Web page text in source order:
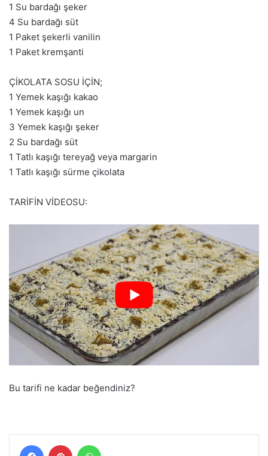
1 Su bardağı şeker
4 Su bardağı süt
1 Paket şekerli vanilin
1 Paket kremşanti
ÇİKOLATA SOSU İÇİN;
1 Yemek kaşığı kakao
1 Yemek kaşığı un
3 Yemek kaşığı şeker
2 Su bardağı süt
1 Tatlı kaşığı tereyağ veya margarin
1 Tatlı kaşığı sürme çikolata
TARİFİN VİDEOSU:
Bu tarifi ne kadar beğendiniz?
FacebookPinterest